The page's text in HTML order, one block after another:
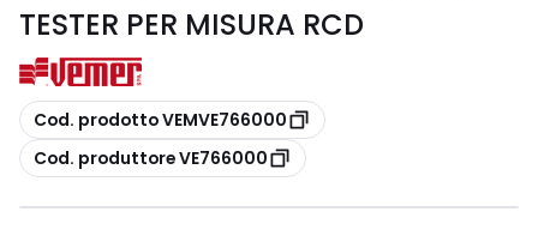
TESTER PER MISURA RCD
copia
Cod. prodotto VEMVE766000
copia
Cod. produttore VE766000